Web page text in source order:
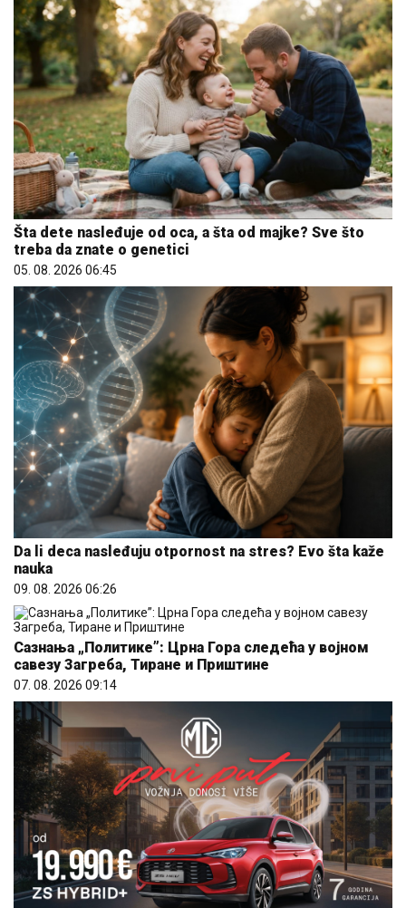
Šta dete nasleđuje od oca, a šta od majke? Sve što
treba da znate o genetici
05. 08. 2026 06:45
Da li deca nasleđuju otpornost na stres? Evo šta kaže
nauka
09. 08. 2026 06:26
Сазнања „Политике”: Црна Гора следећа у војном
савезу Загреба, Тиране и Приштине
07. 08. 2026 09:14
Hibrid broj 1 koji osvaja Evropu, sada po specijalnoj
akcijskoj ceni od 19.990€ do 31.8.
03. 08. 2026 13:23